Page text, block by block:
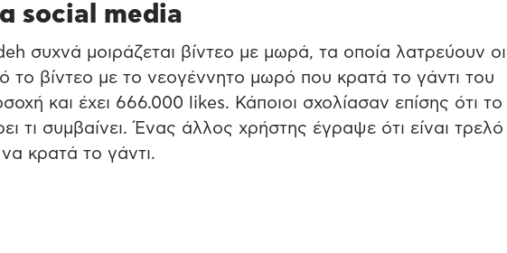
social media
συχνά μοιράζεται βίντεο με μωρά, τα οποία λατρεύουν οι
το βίντεο με το νεογέννητο μωρό που κρατά το γάντι του
και έχει 666.000 likes. Κάποιοι σχολίασαν επίσης ότι
τι συμβαίνει. Ένας άλλος χρήστης έγραψε ότι είναι
να κρατά το γάντι.